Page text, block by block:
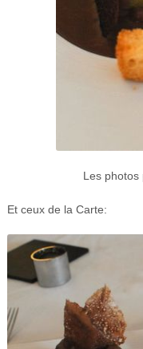
Les photos
Et ceux de la Carte: